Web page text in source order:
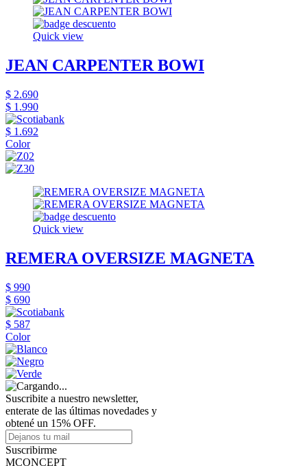
Quick view
JEAN CARPENTER BOWI
$ 2.690
$ 1.990
$ 1.692
Color
Quick view
REMERA OVERSIZE MAGNETA
$ 990
$ 690
$ 587
Color
Suscribite a nuestro newsletter,
enterate de las últimas novedades y
obtené un 15% OFF.
Suscribirme
MCONCEPT